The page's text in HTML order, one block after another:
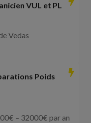
VUL et PL
Vedas
Poids
€ – 32000€ par an